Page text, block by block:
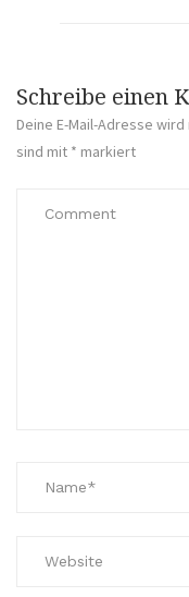
Schreibe einen
Deine E-Mail-Adresse
sind mit * markiert